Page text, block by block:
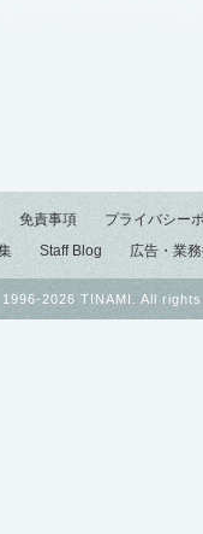
免責事項 プライバシー
Staff Blog 広告・業
1996-2026 TINAMI. All